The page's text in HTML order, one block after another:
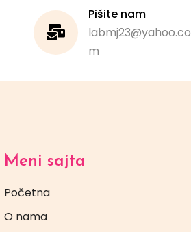
Pišite nam
labmj23@yahoo.co
m
Meni sajta
Početna
O nama